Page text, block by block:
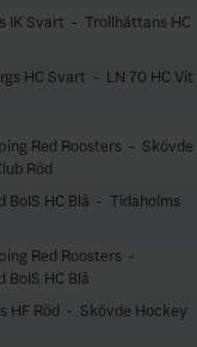
IK Svart - Trollhättans HC
HC Svart - LN 70 HC Vit
Red Roosters - Skövde
Röd
BoIS HC Blå - Tidaholms
Red Roosters -
BoIS HC Blå
HF Röd - Skövde Hockey